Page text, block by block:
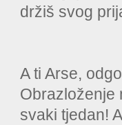
držiš svog
A ti Arse,
Obrazloženje
svaki tjedan!